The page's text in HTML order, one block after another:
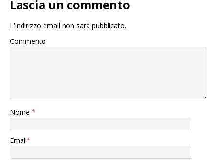
Lascia un commento
L'indirizzo email non sarà pubblicato.
Commento
Nome *
Email*